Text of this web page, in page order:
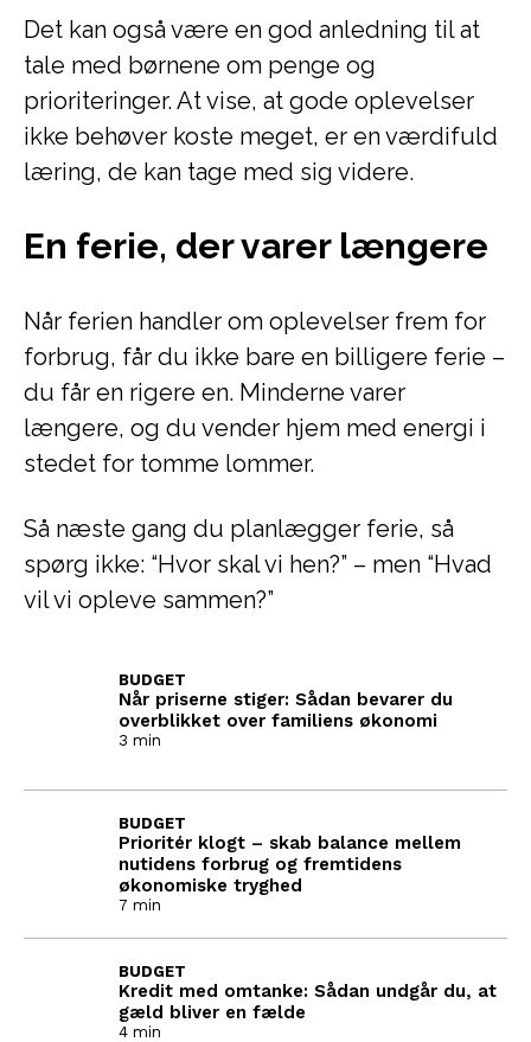
Det kan også være en god anledning til at
tale med børnene om penge og
prioriteringer. At vise, at gode oplevelser
ikke behøver koste meget, er en værdifuld
læring, de kan tage med sig videre.
En ferie, der varer længere
Når ferien handler om oplevelser frem for
forbrug, får du ikke bare en billigere ferie –
du får en rigere en. Minderne varer
længere, og du vender hjem med energi i
stedet for tomme lommer.
Så næste gang du planlægger ferie, så
spørg ikke: “Hvor skal vi hen?” – men “Hvad
vil vi opleve sammen?”
Når priserne stiger: Sådan bevarer du
overblikket over familiens økonomi
BUDGET
3 min
Prioritér klogt – skab balance mellem
nutidens forbrug og fremtidens
økonomiske tryghed
BUDGET
7 min
Kredit med omtanke: Sådan undgår du, at
gæld bliver en fælde
BUDGET
4 min